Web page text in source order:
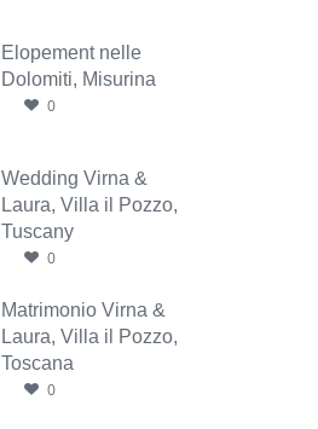
Elopement nelle
Dolomiti, Misurina
0
Wedding Virna &
Laura, Villa il Pozzo,
Tuscany
0
Matrimonio Virna &
Laura, Villa il Pozzo,
Toscana
0